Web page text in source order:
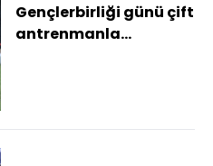
Gençlerbirliği günü çift
antrenmanla